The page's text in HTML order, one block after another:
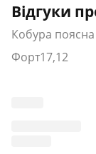
Відгуки
Кобура
Форт17,12